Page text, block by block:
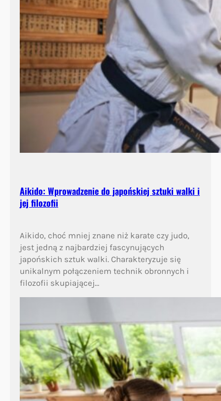
Aikido: Wprowadzenie do japońskiej sztuki walki i
jej filozofii
Aikido, choć mniej znane niż karate czy judo,
jest jedną z najbardziej fascynujących
japońskich sztuk walki. Charakteryzuje się
unikalnym połączeniem technik obronnych i
filozofii skupiającej…